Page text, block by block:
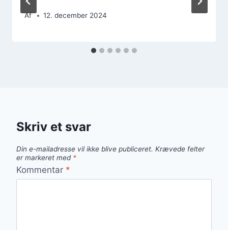
Af 12. december 2024
Skriv et svar
Din e-mailadresse vil ikke blive publiceret. Krævede felter
er markeret med *
Kommentar *